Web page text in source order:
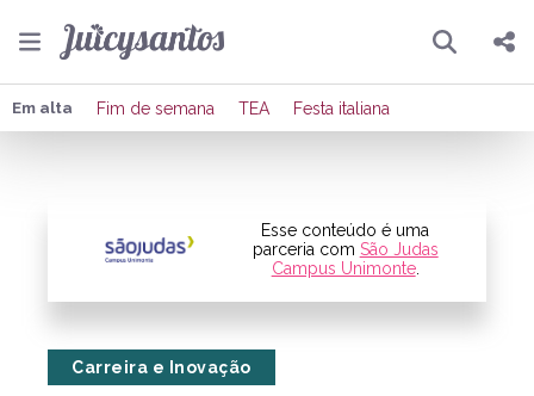
Pesquisar
Compartilhar
Publicar no Facebook
Em alta Fim de semana TEA Festa italiana
Esse conteúdo é uma
parceria com São Judas
Campus Unimonte.
Carreira e Inovação